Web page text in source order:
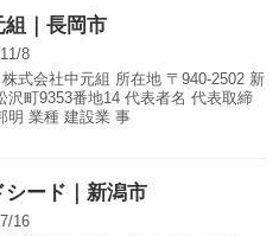
組｜長岡市
8
式会社中元組 所在地 〒940-2502 新
沢町9353番地14 代表者名 代表取締
業種 建設業 事
ード｜新潟市
16